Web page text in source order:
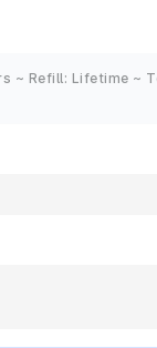
~ Refill: Lifetime ~